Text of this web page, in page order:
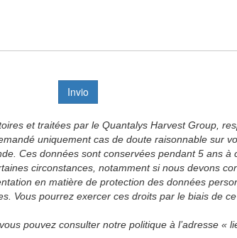
Invio
et traitées par le Quantalys Harvest Group,
uniquement cas de doute raisonnable sur
Ces données sont conservées pendant 5 ans
circonstances, notamment si nous devons
en matière de protection des données
Vous pourrez exercer ces droits par le biais de
pouvez consulter notre politique à l’adresse «